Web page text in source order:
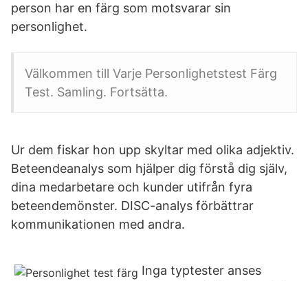
person har en färg som motsvarar sin
personlighet.
Välkommen till Varje Personlighetstest Färg
Test. Samling. Fortsätta.
Ur dem fiskar hon upp skyltar med olika adjektiv.
Beteendeanalys som hjälper dig förstå dig själv,
dina medarbetare och kunder utifrån fyra
beteendemönster. DISC-analys förbättrar
kommunikationen med andra.
Inga typtester anses